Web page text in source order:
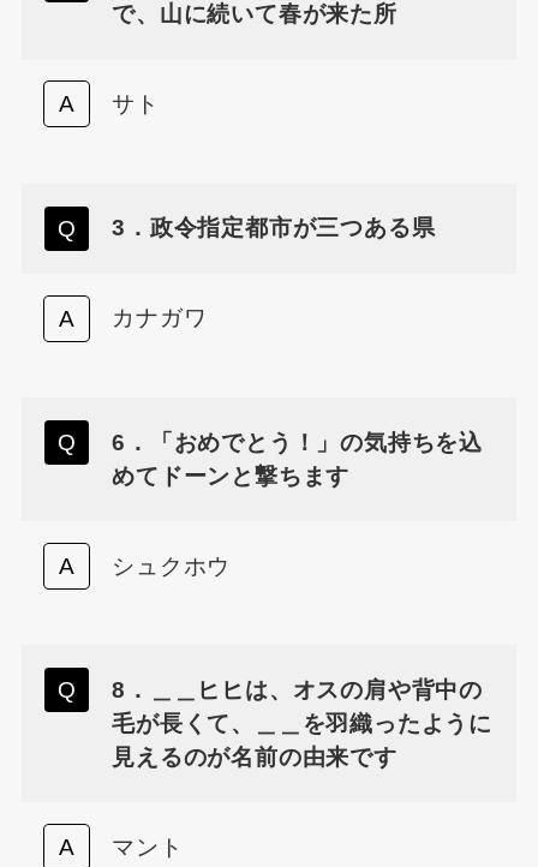
で、山に続いて春が来た所
サト
3．政令指定都市が三つある県
カナガワ
6．「おめでとう！」の気持ちを込
めてドーンと撃ちます
シュクホウ
8．＿＿ヒヒは、オスの肩や背中の
毛が長くて、＿＿を羽織ったように
見えるのが名前の由来です
マント